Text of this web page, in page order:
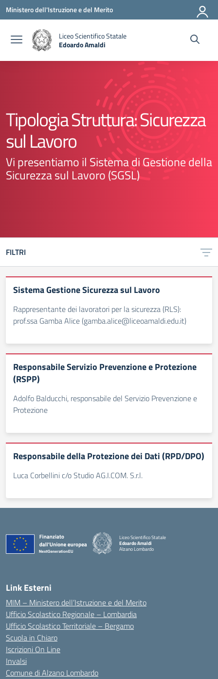
Vai ai contenuti
Vai al menu di navigazione
Vai al footer
Ministero dell'Istruzione e del Merito
Liceo Scientifico Statale
Edoardo Amaldi
Tipologia Struttura:Sicurezza
sul Lavoro
Vi presentiamo il Sistema di Gestione della
Sicurezza sul Lavoro (SGSL)
FILTRI
Sistema Gestione Sicurezza sul Lavoro
Rappresentante dei lavoratori per la sicurezza (RLS):
prof.ssa Gamba Alice (gamba.alice@liceoamaldi.edu.it)
Responsabile Servizio Prevenzione e Protezione
(RSPP)
Adolfo Balducchi, responsabile del Servizio Prevenzione e
Protezione
Responsabile della Protezione dei Dati (RPD/DPO)
Luca Corbellini c/o Studio AG.I.COM. S.r.l.
Liceo Scientifico Statale
Edoardo Amaldi
Alzano Lombardo
Link Esterni
MIM – Ministero dell’Istruzione e del Merito
Ufficio Scolastico Regionale – Lombardia
Ufficio Scolastico Territoriale – Bergamo
Scuola in Chiaro
Iscrizioni On Line
Invalsi
Comune di Alzano Lombardo